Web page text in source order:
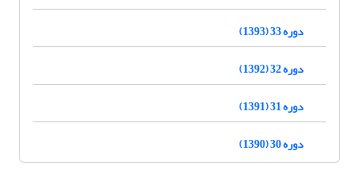
دوره 33 (1393)
دوره 32 (1392)
دوره 31 (1391)
دوره 30 (1390)